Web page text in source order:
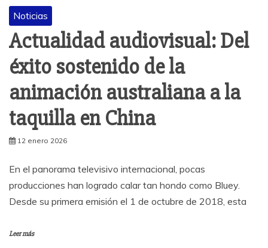
Noticias
Actualidad audiovisual: Del
éxito sostenido de la
animación australiana a la
taquilla en China
12 enero 2026
En el panorama televisivo internacional, pocas
producciones han logrado calar tan hondo como Bluey.
Desde su primera emisión el 1 de octubre de 2018, esta
Leer más